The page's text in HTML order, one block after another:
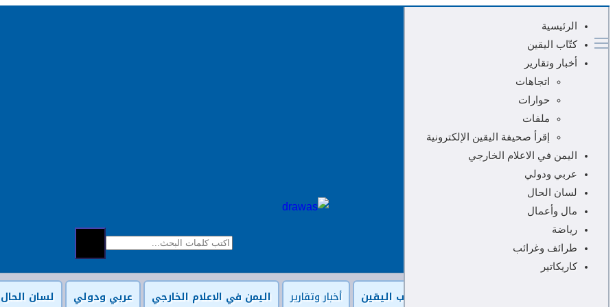
البحث...
كتّاب اليقين أخبار وتقارير اليمن في الاعلام الخارجي عربي ودولي لسان الحال
الرئيسية
كتّاب اليقين
أخبار وتقارير
اتجاهات
حوارات
ملفات
إقرأ صحيفة اليقين الإلكترونية
اليمن في الاعلام الخارجي
عربي ودولي
لسان الحال
مال وأعمال
رياضة
طرائف وغرائب
كاريكاتير